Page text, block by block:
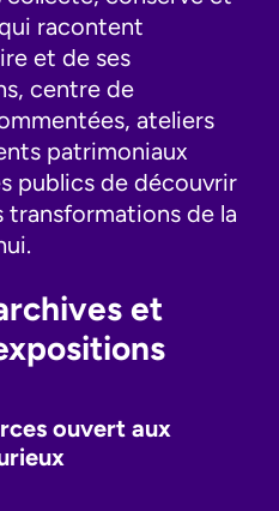
racontent
et de ses
centre de
ateliers
patrimoniaux
publics de découvrir
transformations de la
et
ouvert aux